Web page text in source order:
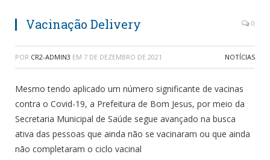
Vacinação Delivery 0
POR CR2-ADMIN3 EM 7 DE DEZEMBRO DE 2021 NOTÍCIAS
Mesmo tendo aplicado um número significante de vacinas
contra o Covid-19, a Prefeitura de Bom Jesus, por meio da
Secretaria Municipal de Saúde segue avançado na busca
ativa das pessoas que ainda não se vacinaram ou que ainda
não completaram o ciclo vacinal